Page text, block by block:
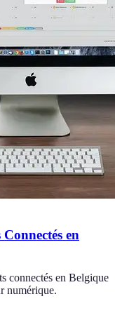
en
connectés en Belgique
numérique.